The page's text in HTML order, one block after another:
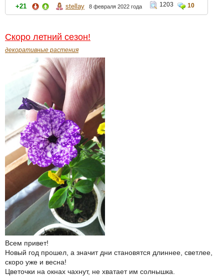
+21 stellay 8 февраля 2022 года 1203 10
Скоро летний сезон!
декоративные растения
Всем привет!
Новый год прошел, а значит дни становятся длиннее, светлее,
скоро уже и весна!
Цветочки на окнах чахнут, не хватает им солнышка.